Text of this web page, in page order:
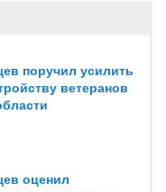
поручил усилить
ветеранов
оценил